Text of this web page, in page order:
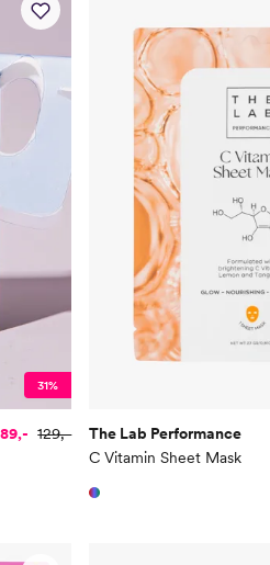
31%
89,- 129,-
The Lab Performance
C Vitamin Sheet Mask